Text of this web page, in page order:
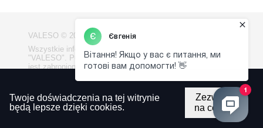
VALESO © 2009 - 2026
Wszystkie informacje na stronie są własnością firmy
"VALESO". Publikowanie informacji ze strony bez zgody
jest zabronione.
Regulamin korzystania z witryny
Twoje doświadczenia na tej witrynie
będą lepsze dzięki cookies.
Zezwalaj
na cookie